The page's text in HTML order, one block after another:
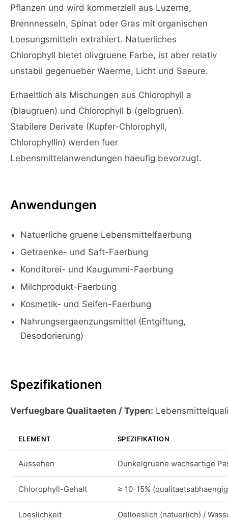
Pflanzen und wird kommerziell aus Luzerne,
Brennnesseln, Spinat oder Gras mit organischen
Loesungsmitteln extrahiert. Natuerliches
Chlorophyll bietet olivgruene Farbe, ist aber relativ
unstabil gegenueber Waerme, Licht und Saeure.
Erhaeltlich als Mischungen aus Chlorophyll a
(blaugruen) und Chlorophyll b (gelbgruen).
Stabilere Derivate (Kupfer-Chlorophyll,
Chlorophyllin) werden fuer
Lebensmittelanwendungen haeufig bevorzugt.
Anwendungen
Natuerliche gruene Lebensmittelfaerbung
Getraenke- und Saft-Faerbung
Konditorei- und Kaugummi-Faerbung
Milchprodukt-Faerbung
Kosmetik- und Seifen-Faerbung
Nahrungsergaenzungsmittel (Entgiftung,
Desodorierung)
Spezifikationen
Verfuegbare Qualitaeten / Typen:
ELEMENT SPEZIFIKATION
Aussehen Dunkelgruene wachsartige
Chlorophyll-Gehalt ≥ 10-15%
Loeslichkeit Oelloeslich (natuerlich) /